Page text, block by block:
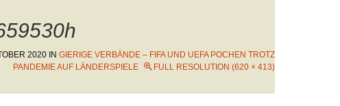
2020 IN GIERIGE VERBÄNDE – FIFA UND UEFA POCHEN TROTZ
PANDEMIE AUF LÄNDERSPIELE
FULL RESOLUTION (620 × 413)